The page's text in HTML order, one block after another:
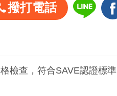
撥打電話
檢查，符合SAVE認證標準